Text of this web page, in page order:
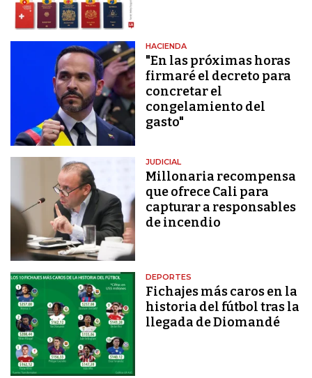
HACIENDA
"En las próximas horas
firmaré el decreto para
concretar el
congelamiento del
gasto"
JUDICIAL
Millonaria recompensa
que ofrece Cali para
capturar a responsables
de incendio
DEPORTES
Fichajes más caros en la
historia del fútbol tras la
llegada de Diomandé